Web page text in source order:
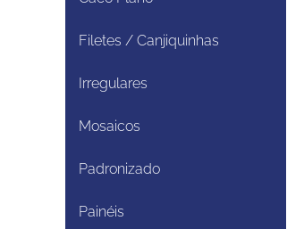
Filetes / Canjiquinhas
Irregulares
Mosaicos
Padronizado
Painéis